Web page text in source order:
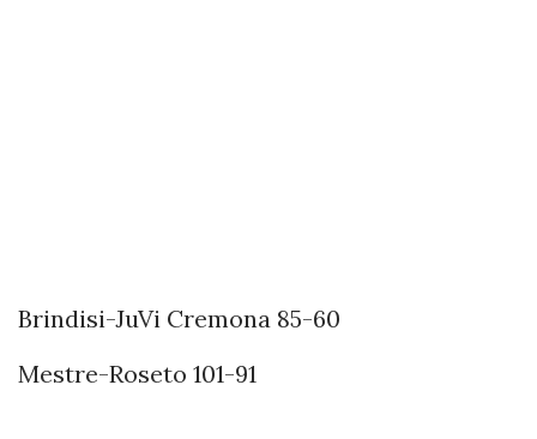
Brindisi-JuVi Cremona 85-60
Mestre-Roseto 101-91